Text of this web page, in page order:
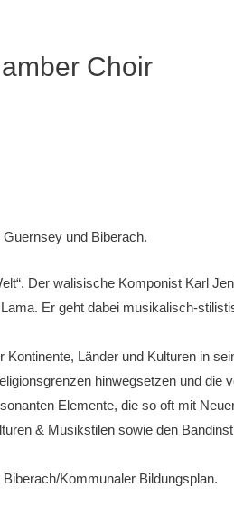
Choir
und Biberach.
Der walisische Komponist Karl
Er geht dabei musikalisch-
Länder und Kulturen in
hinwegsetzen und die
Elemente, die so oft mit
& Musikstilen sowie den
Kommunaler Bildungsplan.